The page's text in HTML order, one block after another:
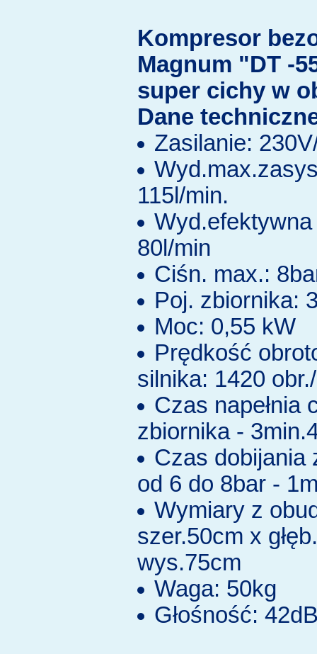
Kompresor
Magnum "DT -
super cichy w
Dane
Zasilanie:
115l/min.
80l/min
Ciśn. max.:
Poj. zbiornika:
Moc: 0,55 kW
Prędkość
silnika: 1420
Czas napełnia
zbiornika -
Czas dobijania
od 6 do 8bar -
Wymiary z
szer.50cm x
wys.75cm
Waga: 50kg
Głośność: